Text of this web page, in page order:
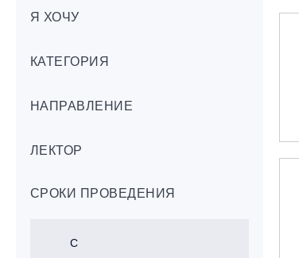
Лонгбординг
бордах
Игровые виды спорта
Мечевой бой
Я ХОЧУ
КАТЕГОРИЯ
НАПРАВЛЕНИЕ
ЛЕКТОР
СРОКИ ПРОВЕДЕНИЯ